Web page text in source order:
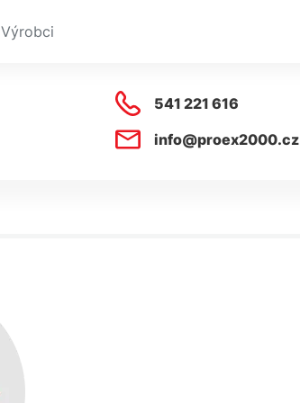
Výrobci
541 221 616
info@proex2000.cz